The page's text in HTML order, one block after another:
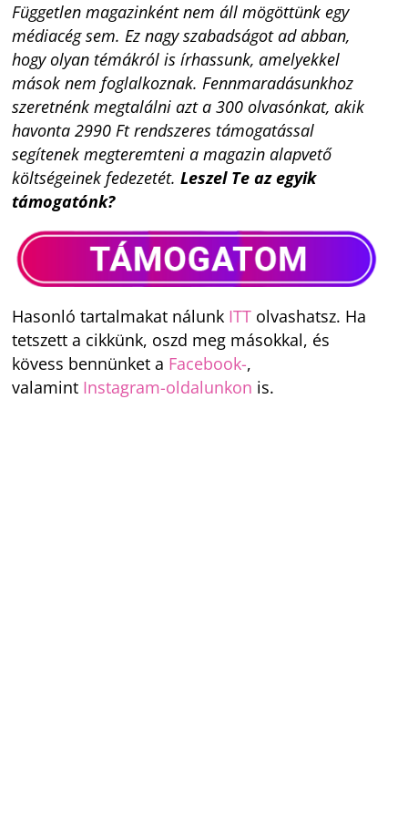
Független magazinként nem áll mögöttünk egy
médiacég sem. Ez nagy szabadságot ad abban,
hogy olyan témákról is írhassunk, amelyekkel
mások nem foglalkoznak. Fennmaradásunkhoz
szeretnénk megtalálni azt a 300 olvasónkat, akik
havonta 2990 Ft rendszeres támogatással
segítenek megteremteni a magazin alapvető
költségeinek fedezetét.Leszel Te az egyik
támogatónk?
Hasonló tartalmakat nálunk ITT olvashatsz. Ha
tetszett a cikkünk, oszd meg másokkal, és
kövess bennünket a Facebook-,
valamint Instagram-oldalunkon is.